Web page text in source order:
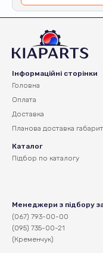
Інформаційні сторінки
Головна
Оплата
Доставка
Планова доставка
Каталог
Підбор по каталогу
Менеджери з підбору
(067) 793-00-00
(095) 735-00-21
(Кременчук)